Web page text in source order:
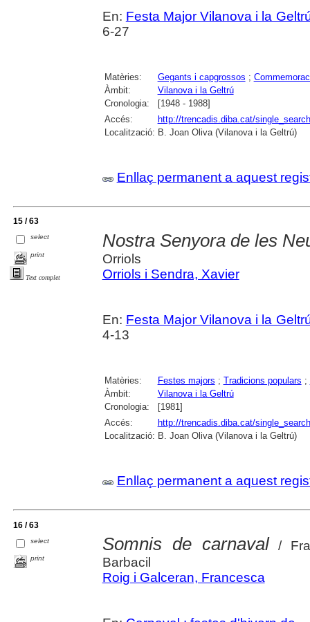
En: Festa Major Vilanova i la
6-27
Matèries: Gegants i capgrossos ;
Àmbit:
Vilanova i la Geltrú
Cronologia:
[1948 - 1988]
Accés:
http://trencadis.diba.cat/
Localització: B. Joan Oliva (Vilanova i la Geltrú)
Enllaç permanent a aquest
15 / 63
select
print
Text complet
Nostra Senyora de les
Orriols
Orriols i Sendra, Xavier
En: Festa Major Vilanova i la
4-13
Matèries: Festes majors ; Tradicions populars ;
Àmbit:
Vilanova i la Geltrú
Cronologia:
[1981]
Accés:
http://trencadis.diba.cat/
Localització: B. Joan Oliva (Vilanova i la Geltrú)
Enllaç permanent a aquest
16 / 63
select
print
Somnis de carnaval/
Barbacil
Roig i Galceran, Francesca